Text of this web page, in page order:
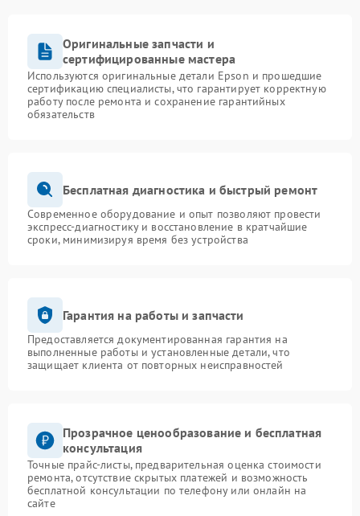
Оригинальные запчасти и
сертифицированные мастера
Используются оригинальные детали Epson и прошедшие
сертификацию специалисты, что гарантирует корректную
работу после ремонта и сохранение гарантийных
обязательств
Бесплатная диагностика и быстрый ремонт
Современное оборудование и опыт позволяют провести
экспресс-диагностику и восстановление в кратчайшие
сроки, минимизируя время без устройства
Гарантия на работы и запчасти
Предоставляется документированная гарантия на
выполненные работы и установленные детали, что
защищает клиента от повторных неисправностей
Прозрачное ценообразование и бесплатная
консультация
Точные прайс-листы, предварительная оценка стоимости
ремонта, отсутствие скрытых платежей и возможность
бесплатной консультации по телефону или онлайн на
сайте